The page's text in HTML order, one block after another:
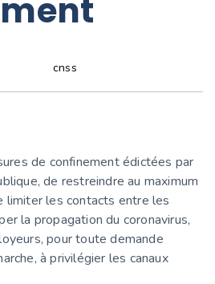
cnss
de confinement édictées par
de restreindre au maximum
limiter les contacts entre les
la propagation du coronavirus,
pour toute demande
à privilégier les canaux